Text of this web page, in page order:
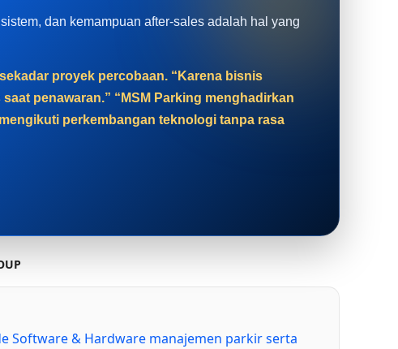
dan kemampuan after-sales adalah hal yang
proyek percobaan. “Karena bisnis
penawaran.” “MSM Parking menghadirkan
perkembangan teknologi tanpa rasa
Software & Hardware manajemen parkir serta